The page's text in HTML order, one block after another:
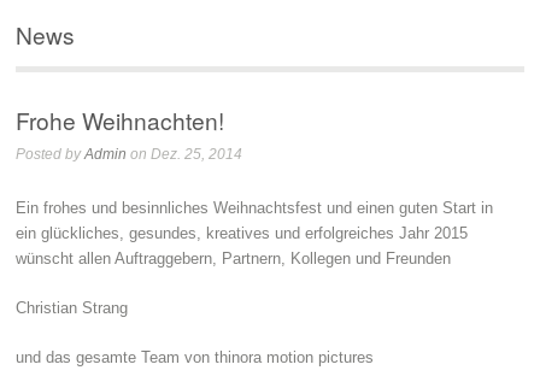
News
Frohe Weihnachten!
Posted byAdmin on Dez. 25, 2014
Ein frohes und besinnliches Weihnachtsfest und einen guten Start in
ein glückliches, gesundes, kreatives und erfolgreiches Jahr 2015
wünscht allen Auftraggebern, Partnern, Kollegen und Freunden
Christian Strang
und das gesamte Team von thinora motion pictures